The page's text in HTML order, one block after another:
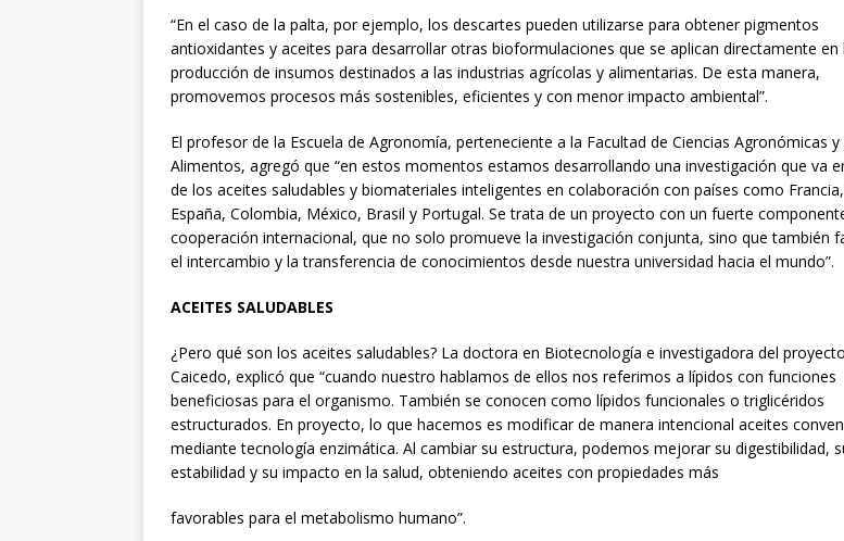
“En el caso de la palta, por ejemplo, los descartes pueden utilizarse para obtener pigmentos
antioxidantes y aceites para desarrollar otras bioformulaciones que se aplican directamente en
producción de insumos destinados a las industrias agrícolas y alimentarias. De esta manera,
promovemos procesos más sostenibles, eficientes y con menor impacto ambiental”.
El profesor de la Escuela de Agronomía, perteneciente a la Facultad de Ciencias Agronómicas y
Alimentos, agregó que “en estos momentos estamos desarrollando una investigación que va
de los aceites saludables y biomateriales inteligentes en colaboración con países como
España, Colombia, México, Brasil y Portugal. Se trata de un proyecto con un fuerte
cooperación internacional, que no solo promueve la investigación conjunta, sino que también
el intercambio y la transferencia de conocimientos desde nuestra universidad hacia el mundo”.
ACEITES SALUDABLES
¿Pero qué son los aceites saludables? La doctora en Biotecnología e investigadora del
Caicedo, explicó que “cuando nuestro hablamos de ellos nos referimos a lípidos con funciones
beneficiosas para el organismo. También se conocen como lípidos funcionales o triglicéridos
estructurados. En proyecto, lo que hacemos es modificar de manera intencional aceites
mediante tecnología enzimática. Al cambiar su estructura, podemos mejorar su digestibilidad,
estabilidad y su impacto en la salud, obteniendo aceites con propiedades más
favorables para el metabolismo humano”.